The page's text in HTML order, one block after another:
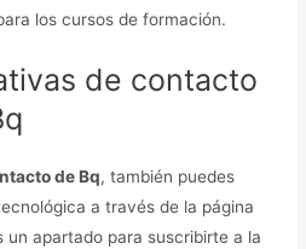
los cursos de formación.
de contacto
de Bq, también puedes
a través de la página
apartado para suscribirte a la